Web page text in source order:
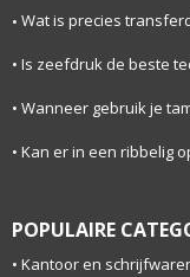
Wat is precies
Is zeefdruk de beste
Wanneer gebruik je
Kan er in een ribbelig
POPULAIRE
Kantoor en